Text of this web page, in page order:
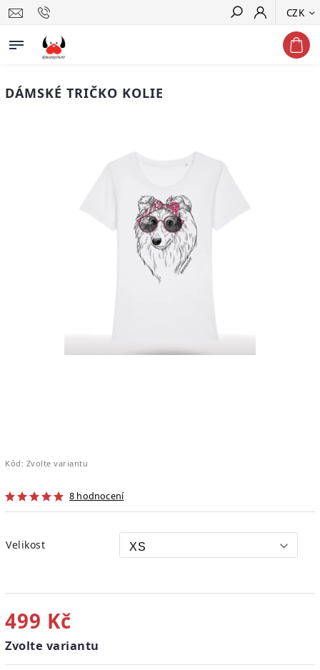
CZK
Hledat
DÁMSKÉ TRIČKO KOLIE
Kód: Zvolte variantu
8 hodnocení
Velikost
499 Kč
Zvolte variantu